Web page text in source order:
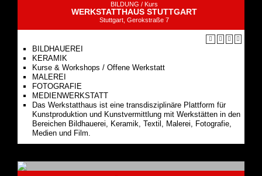
BILDUNG / Kurs
WERKSTATTHAUS STUTTGART
Stuttgart, Gerokstraße 7
BILDHAUEREI
KERAMIK
Kurse & Workshops / Offene Werkstatt
MALEREI
FOTOGRAFIE
MEDIENWERKSTATT
Das Werkstatthaus ist eine transdisziplinäre Plattform für
Kunstproduktion und Kunstvermittlung mit Werkstätten in den
Bereichen Bildhauerei, Keramik, Textil, Malerei, Fotografie,
Medien und Film.